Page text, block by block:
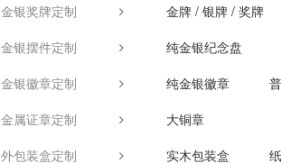
金银奖牌定制
金牌 / 银牌 / 奖牌
金银摆件定制
纯金银纪念盘
金银徽章定制
纯金银徽章
金属证章定制
大铜章
外包装盒定制
实木包装盒